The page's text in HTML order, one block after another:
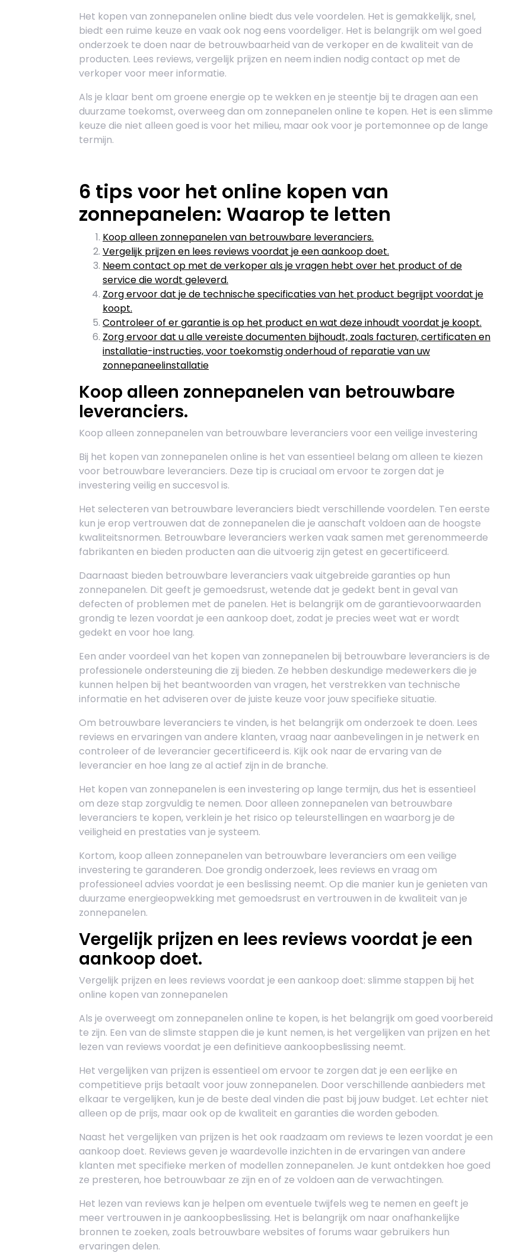
Het kopen van zonnepanelen online biedt dus vele voordelen. Het is gemakkelijk, snel,
biedt een ruime keuze en vaak ook nog eens voordeliger. Het is belangrijk om wel goed
onderzoek te doen naar de betrouwbaarheid van de verkoper en de kwaliteit van de
producten. Lees reviews, vergelijk prijzen en neem indien nodig contact op met de
verkoper voor meer informatie.
Als je klaar bent om groene energie op te wekken en je steentje bij te dragen aan een
duurzame toekomst, overweeg dan om zonnepanelen online te kopen. Het is een slimme
keuze die niet alleen goed is voor het milieu, maar ook voor je portemonnee op de lange
termijn.
6 tips voor het online kopen van
zonnepanelen: Waarop te letten
Koop alleen zonnepanelen van betrouwbare leveranciers.
Vergelijk prijzen en lees reviews voordat je een aankoop doet.
Neem contact op met de verkoper als je vragen hebt over het product of de
service die wordt geleverd.
Zorg ervoor dat je de technische specificaties van het product begrijpt voordat je
koopt.
Controleer of er garantie is op het product en wat deze inhoudt voordat je koopt.
Zorg ervoor dat u alle vereiste documenten bijhoudt, zoals facturen, certificaten en
installatie-instructies, voor toekomstig onderhoud of reparatie van uw
zonnepaneelinstallatie
Koop alleen zonnepanelen van betrouwbare
leveranciers.
Koop alleen zonnepanelen van betrouwbare leveranciers voor een veilige investering
Bij het kopen van zonnepanelen online is het van essentieel belang om alleen te kiezen
voor betrouwbare leveranciers. Deze tip is cruciaal om ervoor te zorgen dat je
investering veilig en succesvol is.
Het selecteren van betrouwbare leveranciers biedt verschillende voordelen. Ten eerste
kun je erop vertrouwen dat de zonnepanelen die je aanschaft voldoen aan de hoogste
kwaliteitsnormen. Betrouwbare leveranciers werken vaak samen met gerenommeerde
fabrikanten en bieden producten aan die uitvoerig zijn getest en gecertificeerd.
Daarnaast bieden betrouwbare leveranciers vaak uitgebreide garanties op hun
zonnepanelen. Dit geeft je gemoedsrust, wetende dat je gedekt bent in geval van
defecten of problemen met de panelen. Het is belangrijk om de garantievoorwaarden
grondig te lezen voordat je een aankoop doet, zodat je precies weet wat er wordt
gedekt en voor hoe lang.
Een ander voordeel van het kopen van zonnepanelen bij betrouwbare leveranciers is de
professionele ondersteuning die zij bieden. Ze hebben deskundige medewerkers die je
kunnen helpen bij het beantwoorden van vragen, het verstrekken van technische
informatie en het adviseren over de juiste keuze voor jouw specifieke situatie.
Om betrouwbare leveranciers te vinden, is het belangrijk om onderzoek te doen. Lees
reviews en ervaringen van andere klanten, vraag naar aanbevelingen in je netwerk en
controleer of de leverancier gecertificeerd is. Kijk ook naar de ervaring van de
leverancier en hoe lang ze al actief zijn in de branche.
Het kopen van zonnepanelen is een investering op lange termijn, dus het is essentieel
om deze stap zorgvuldig te nemen. Door alleen zonnepanelen van betrouwbare
leveranciers te kopen, verklein je het risico op teleurstellingen en waarborg je de
veiligheid en prestaties van je systeem.
Kortom, koop alleen zonnepanelen van betrouwbare leveranciers om een veilige
investering te garanderen. Doe grondig onderzoek, lees reviews en vraag om
professioneel advies voordat je een beslissing neemt. Op die manier kun je genieten van
duurzame energieopwekking met gemoedsrust en vertrouwen in de kwaliteit van je
zonnepanelen.
Vergelijk prijzen en lees reviews voordat je een
aankoop doet.
Vergelijk prijzen en lees reviews voordat je een aankoop doet: slimme stappen bij het
online kopen van zonnepanelen
Als je overweegt om zonnepanelen online te kopen, is het belangrijk om goed voorbereid
te zijn. Een van de slimste stappen die je kunt nemen, is het vergelijken van prijzen en het
lezen van reviews voordat je een definitieve aankoopbeslissing neemt.
Het vergelijken van prijzen is essentieel om ervoor te zorgen dat je een eerlijke en
competitieve prijs betaalt voor jouw zonnepanelen. Door verschillende aanbieders met
elkaar te vergelijken, kun je de beste deal vinden die past bij jouw budget. Let echter niet
alleen op de prijs, maar ook op de kwaliteit en garanties die worden geboden.
Naast het vergelijken van prijzen is het ook raadzaam om reviews te lezen voordat je een
aankoop doet. Reviews geven je waardevolle inzichten in de ervaringen van andere
klanten met specifieke merken of modellen zonnepanelen. Je kunt ontdekken hoe goed
ze presteren, hoe betrouwbaar ze zijn en of ze voldoen aan de verwachtingen.
Het lezen van reviews kan je helpen om eventuele twijfels weg te nemen en geeft je
meer vertrouwen in je aankoopbeslissing. Het is belangrijk om naar onafhankelijke
bronnen te zoeken, zoals betrouwbare websites of forums waar gebruikers hun
ervaringen delen.